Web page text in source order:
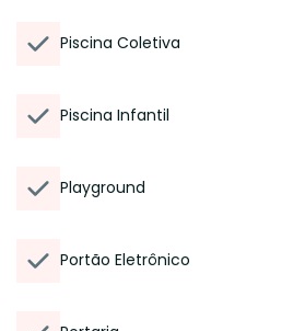
Piscina Coletiva
Piscina Infantil
Playground
Portão Eletrônico